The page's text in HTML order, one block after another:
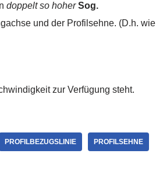
doppelt so hoher Sog.
und der Profilsehne. (D.h. wie
zur Verfügung steht.
PROFILBEZUGSLINIE PROFILSEHNE